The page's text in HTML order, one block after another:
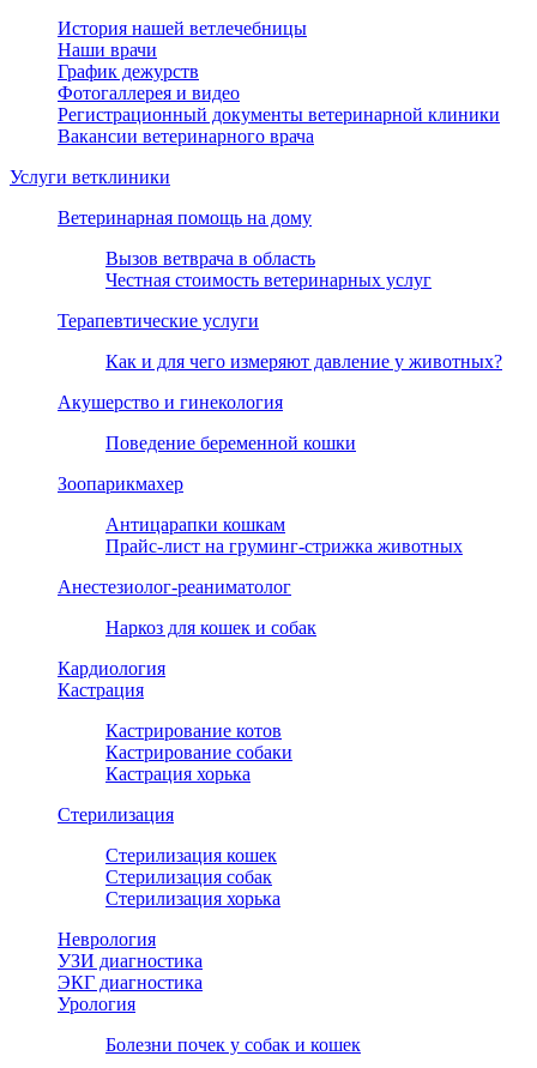
История нашей ветлечебницы
Наши врачи
График дежурств
Фотогаллерея и видео
Регистрационный документы ветеринарной клиники
Вакансии ветеринарного врача
Услуги ветклиники
Ветеринарная помощь на дому
Вызов ветврача в область
Честная стоимость ветеринарных услуг
Терапевтические услуги
Как и для чего измеряют давление у животных?
Акушерство и гинекология
Поведение беременной кошки
Зоопарикмахер
Антицарапки кошкам
Прайс-лист на груминг-стрижка животных
Анестезиолог-реаниматолог
Наркоз для кошек и собак
Кардиология
Кастрация
Кастрирование котов
Кастрирование собаки
Кастрация хорька
Стерилизация
Стерилизация кошек
Стерилизация собак
Стерилизация хорька
Неврология
УЗИ диагностика
ЭКГ диагностика
Урология
Болезни почек у собак и кошек